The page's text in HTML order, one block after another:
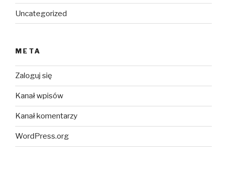
Uncategorized
META
Zaloguj się
Kanał wpisów
Kanał komentarzy
WordPress.org